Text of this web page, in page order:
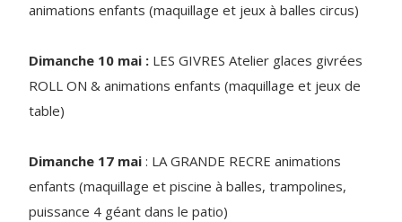
animations enfants (maquillage et jeux à balles circus)
Dimanche 10 mai : LES GIVRES Atelier glaces givrées
ROLL ON & animations enfants (maquillage et jeux de
table)
Dimanche 17 mai : LA GRANDE RECRE animations
enfants (maquillage et piscine à balles, trampolines,
puissance 4 géant dans le patio)